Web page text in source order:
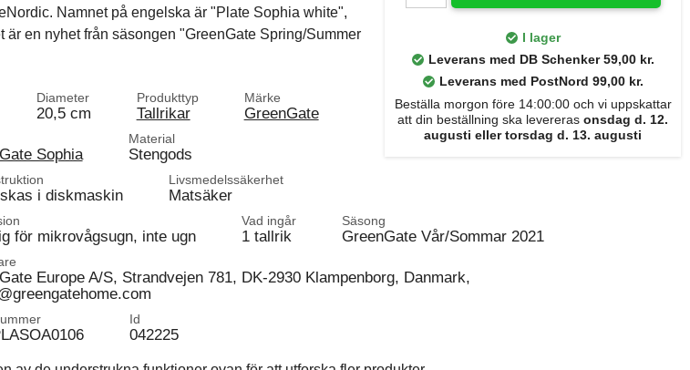
I lager
Leverans med DB Schenker 59,00 kr.
Leverans med PostNord 99,00 kr.
Beställa morgon före 14:00:00 och vi uppskattar
att din beställning ska levereras onsdag d. 12.
augusti eller torsdag d. 13. augusti
Namnet på engelska är "Plate Sophia white",
är en nyhet från säsongen "GreenGate Spring/Summer
Diameter
20,5 cm
Produkttyp
Tallrikar
Märke
GreenGate
Sophia
Material
Stengods
i diskmaskin
Livsmedelssäkerhet
Matsäker
för mikrovågsugn, inte ugn
Vad ingår
1 tallrik
Säsong
GreenGate Vår/Sommar 2021
Europe A/S, Strandvejen 781, DK-2930 Klampenborg, Danmark,
Id
042225